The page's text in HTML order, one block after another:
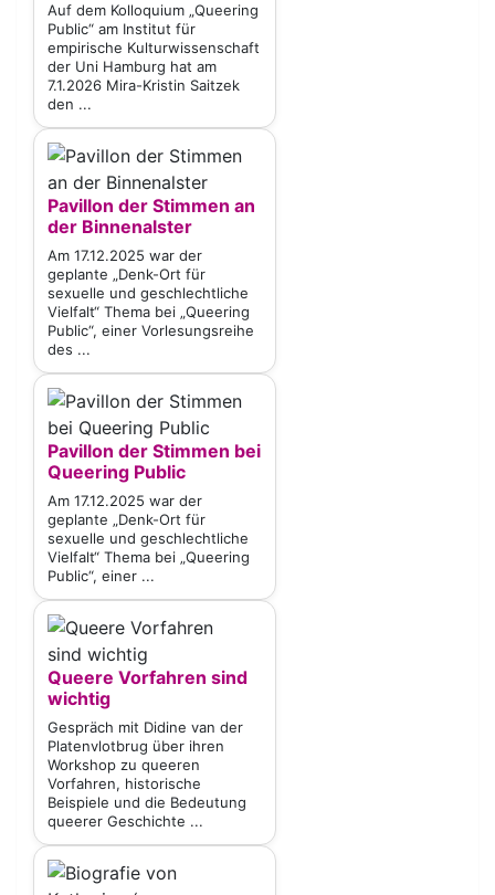
Auf dem Kolloquium „Queering
Public“ am Institut für
empirische Kulturwissenschaft
der Uni Hamburg hat am
7.1.2026 Mira-Kristin Saitzek
den ...
Pavillon der Stimmen an
der Binnenalster
Am 17.12.2025 war der
geplante „Denk-Ort für
sexuelle und geschlechtliche
Vielfalt“ Thema bei „Queering
Public“, einer Vorlesungsreihe
des ...
Pavillon der Stimmen bei
Queering Public
Am 17.12.2025 war der
geplante „Denk-Ort für
sexuelle und geschlechtliche
Vielfalt“ Thema bei „Queering
Public“, einer ...
Queere Vorfahren sind
wichtig
Gespräch mit Didine van der
Platenvlotbrug über ihren
Workshop zu queeren
Vorfahren, historische
Beispiele und die Bedeutung
queerer Geschichte ...